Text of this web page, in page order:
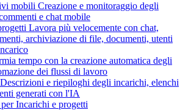
mobili Creazione e monitoraggio degli
e chat mobile
Lavora più velocemente con chat,
archiviazione di file, documenti, utenti
tempo con la creazione automatica degli
dei flussi di lavoro
Descrizioni e riepiloghi degli incarichi, elenchi
generati con l'IA
Incarichi e progetti